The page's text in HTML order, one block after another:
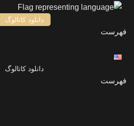
دانلود کاتالوگ
فهرست
دانلود کاتالوگ
فهرست